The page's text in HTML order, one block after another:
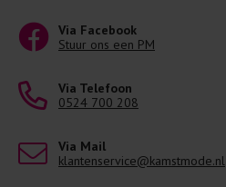
Via Facebook
Stuur ons een PM
Via Telefoon
0524 700 208
Via Mail
klantenservice@kamstmode.nl